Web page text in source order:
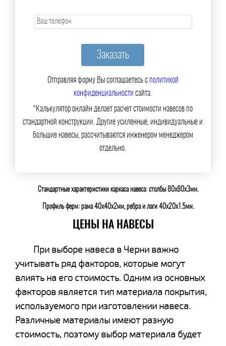
Отправляя форму Вы соглашаетесь сполитикой
конфиденциальности сайта.
*Калькулятор онлайн делает расчет стоимости навесов по
стандартной конструкции. Другие усиленные, индивидуальные и
большие навесы, рассчитываются инженером менеджером
отдельно.
Стандартные характеристики каркаса навеса: столбы 80х80х3мм.
Профиль ферм: рама 40х40х2мм, ребра и лаги 40х20х1.5мм.
ЦЕНЫ НА НАВЕСЫ
При выборе навеса в Черни важно
учитывать ряд факторов, которые могут
влиять на его стоимость. Одним из основных
факторов является тип материала покрытия,
используемого при изготовлении навеса.
Различные материалы имеют разную
стоимость, поэтому выбор материала будет